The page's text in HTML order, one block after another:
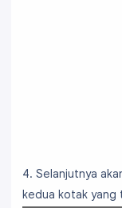
4. Selanjutnya
kedua kotak yang